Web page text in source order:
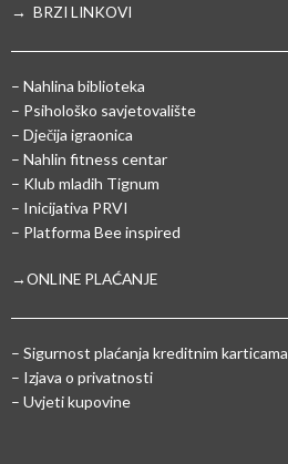
→ BRZI LINKOVI
– Nahlina biblioteka
– Psihološko savjetovalište
– Dječija igraonica
– Nahlin fitness centar
– Klub mladih Tignum
– Inicijativa PRVI
– Platforma Bee inspired
→ONLINE PLAĆANJE
– Sigurnost plaćanja kreditnim karticama
– Izjava o privatnosti
– Uvjeti kupovine